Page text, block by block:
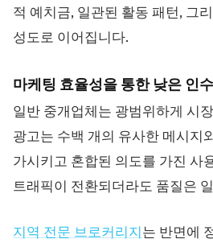
적 예치금, 일관된 활동 패턴, 그
성도로 이어집니다.
마케팅 효율성을 통한 낮은 인
일반 중개업체는 광범위하게 시
광고는 수백 개의 유사한 메시지
가시키고 혼합된 의도를 가진 사
트래픽이 전환되더라도 품질은
지역 전문 브로커리지는 반면에